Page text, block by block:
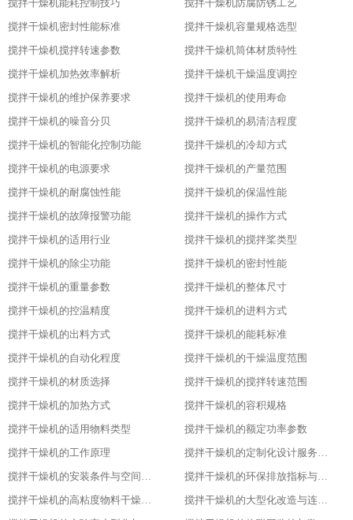
搅拌干燥机能耗控制技巧
搅拌干燥机防腐防锈工艺
搅拌干燥机密封性能标准
搅拌干燥机容量规格选型
搅拌干燥机搅拌转速参数
搅拌干燥机筒体材质特性
搅拌干燥机加热效率解析
搅拌干燥机干燥温度调控
搅拌干燥机的维护保养要求
搅拌干燥机的使用寿命
搅拌干燥机的噪音分贝
搅拌干燥机的易清洁程度
搅拌干燥机的智能化控制功能
搅拌干燥机的冷却方式
搅拌干燥机的电源要求
搅拌干燥机的产量范围
搅拌干燥机的耐腐蚀性能
搅拌干燥机的保温性能
搅拌干燥机的故障报警功能
搅拌干燥机的操作方式
搅拌干燥机的适用行业
搅拌干燥机的搅拌桨类型
搅拌干燥机的除尘功能
搅拌干燥机的密封性能
搅拌干燥机的重量参数
搅拌干燥机的整体尺寸
搅拌干燥机的控温精度
搅拌干燥机的进料方式
搅拌干燥机的出料方式
搅拌干燥机的能耗标准
搅拌干燥机的自动化程度
搅拌干燥机的干燥温度范围
搅拌干燥机的材质选择
搅拌干燥机的搅拌转速范围
搅拌干燥机的加热方式
搅拌干燥机的容积规格
搅拌干燥机的适用物料类型
搅拌干燥机的额定功率参数
搅拌干燥机的工作原理
搅拌干燥机的定制化设计服务范围
搅拌干燥机的安装条件与空间布局要求
搅拌干燥机的环保排放指标与净化措施
搅拌干燥机的高粘度物料干燥适配设计
搅拌干燥机的大型化改造与连续生产能力